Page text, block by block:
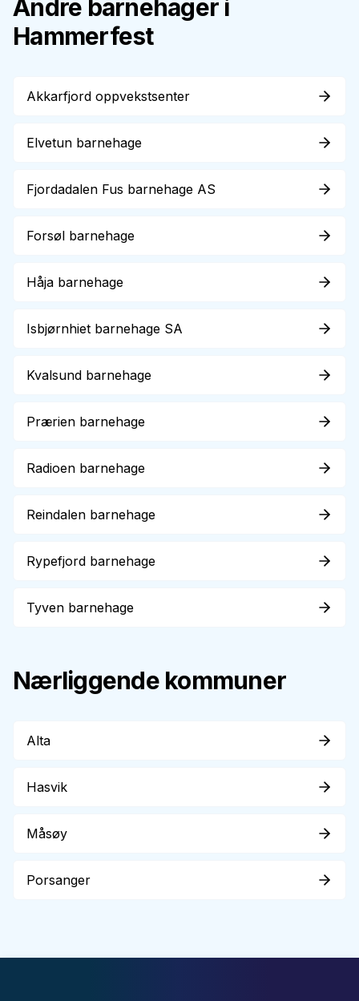
Andre barnehager i
Hammerfest
Akkarfjord oppvekstsenter
Elvetun barnehage
Fjordadalen Fus barnehage AS
Forsøl barnehage
Håja barnehage
Isbjørnhiet barnehage SA
Kvalsund barnehage
Prærien barnehage
Radioen barnehage
Reindalen barnehage
Rypefjord barnehage
Tyven barnehage
Nærliggende kommuner
Alta
Hasvik
Måsøy
Porsanger